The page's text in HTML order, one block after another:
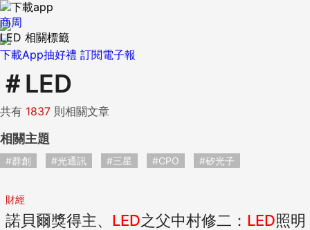
下載App抽好禮 訂閱電子報
商周
LED 相關標籤
＃ LED
共有 1837 則相關文章
相關主題
#群創 #光通訊 #三星 #CPO #矽光子
財經
諾貝爾獎得主、 LED之父中村修二： LED照明